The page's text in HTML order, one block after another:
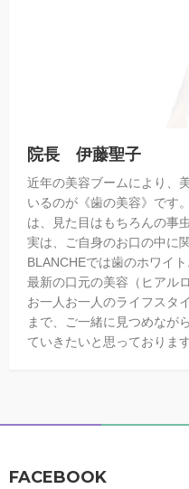
院長 伊藤聖子
近年の美容ブームにより、
いるのが《歯の美容》です
は、見た目はもちろんの事
実は、ご自身のお口の中に
BLANCHEでは歯のホワイ
最新の口元の美容（ヒアル
お一人お一人のライフスタ
まで、ご一緒に見つめなが
ていきたいと思っております
FACEBOOK